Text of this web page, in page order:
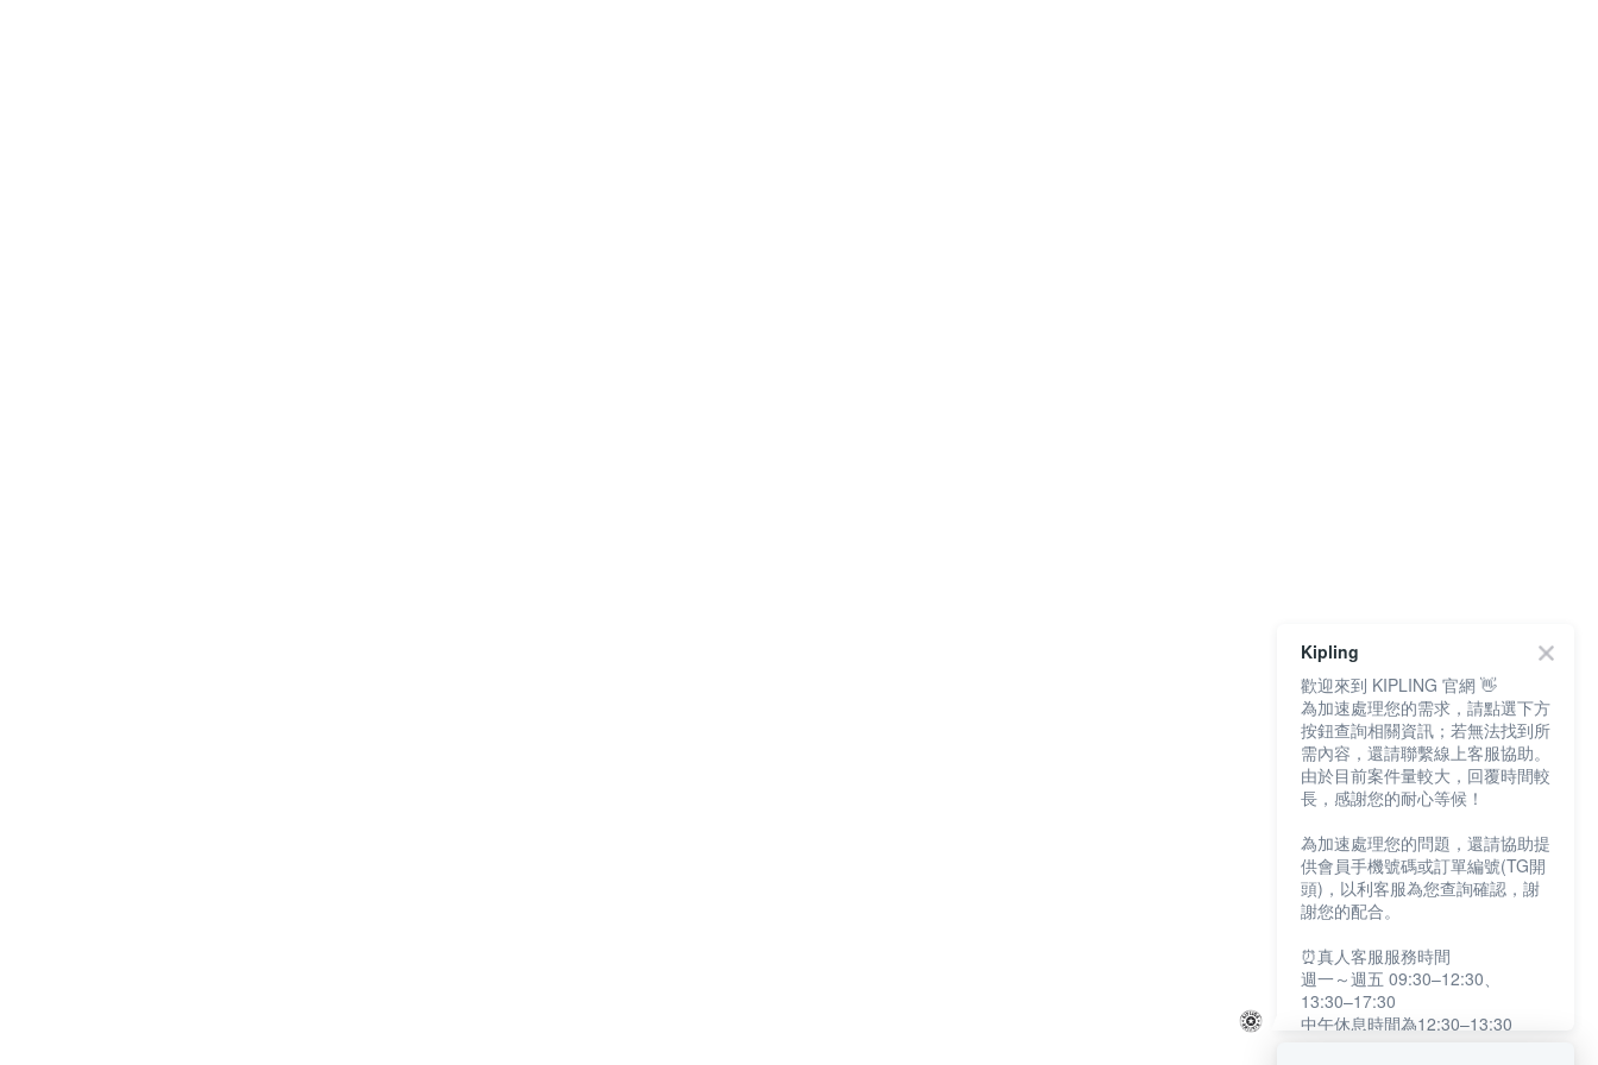
Kipling
歡迎來到 KIPLING 官網 👋
為加速處理您的需求，請點選下方
按鈕查詢相關資訊；若無法找到所
需內容，還請聯繫線上客服協助。
由於目前案件量較大，回覆時間較
長，感謝您的耐心等候！
為加速處理您的問題，還請協助提
供會員手機號碼或訂單編號(TG開
頭)，以利客服為您查詢確認，謝
謝您的配合。
⏰真人客服服務時間
週一～週五 09:30–12:30、
13:30–17:30
中午休息時間為12:30–13:30